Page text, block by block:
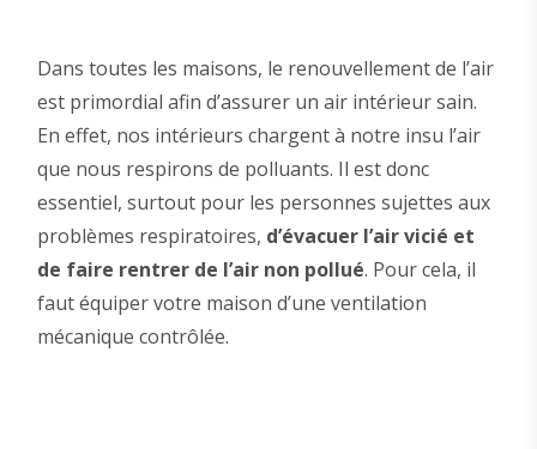
Dans toutes les maisons, le renouvellement de l’air
est primordial afin d’assurer un air intérieur sain.
En effet, nos intérieurs chargent à notre insu l’air
que nous respirons de polluants. Il est donc
essentiel, surtout pour les personnes sujettes aux
problèmes respiratoires, d’évacuer l’air vicié et
de faire rentrer de l’air non pollué. Pour cela, il
faut équiper votre maison d’une ventilation
mécanique contrôlée.